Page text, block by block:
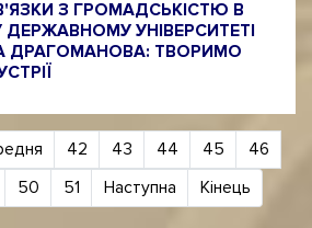
З ГРОМАДСЬКІСТЮ В
УНІВЕРСИТЕТІ
ДРАГОМАНОВА: ТВОРИМО
42 43 44 45
46
50 51 Наступна Кінець